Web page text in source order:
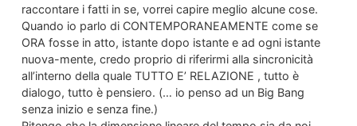
raccontare i fatti in se, vorrei capire meglio alcune cose.
Quando io parlo di CONTEMPORANEAMENTE come se
ORA fosse in atto, istante dopo istante e ad ogni istante
nuova-mente, credo proprio di riferirmi alla sincronicità
all’interno della quale TUTTO E’ RELAZIONE , tutto è
dialogo, tutto è pensiero. (… io penso ad un Big Bang
senza inizio e senza fine.)